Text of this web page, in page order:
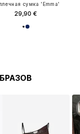
сумка 'Emma'
29,90 €